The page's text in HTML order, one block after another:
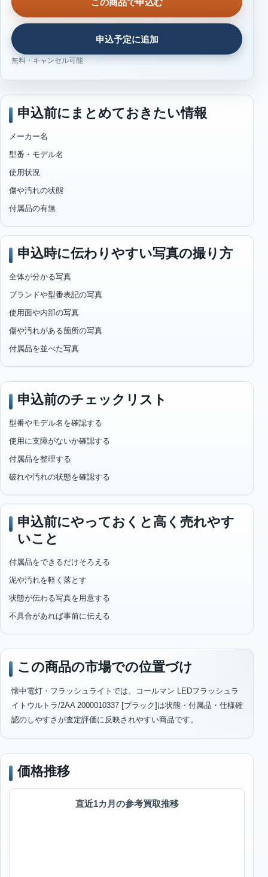
申込予定に追加
無料・キャンセル可能
申込前にまとめておきたい情報
メーカー名
型番・モデル名
使用状況
傷や汚れの状態
付属品の有無
申込時に伝わりやすい写真の撮り方
全体が分かる写真
ブランドや型番表記の写真
使用面や内部の写真
傷や汚れがある箇所の写真
付属品を並べた写真
申込前のチェックリスト
型番やモデル名を確認する
使用に支障がないか確認する
付属品を整理する
破れや汚れの状態を確認する
申込前にやっておくと高く売れやす
いこと
付属品をできるだけそろえる
泥や汚れを軽く落とす
状態が伝わる写真を用意する
不具合があれば事前に伝える
この商品の市場での位置づけ
懐中電灯・フラッシュライトでは、コールマン LEDフラッシュラ
イトウルトラ/2AA 2000010337 [ブラック]は状態・付属品・仕様確
認のしやすさが査定評価に反映されやすい商品です。
価格推移
直近1カ月の参考買取推移